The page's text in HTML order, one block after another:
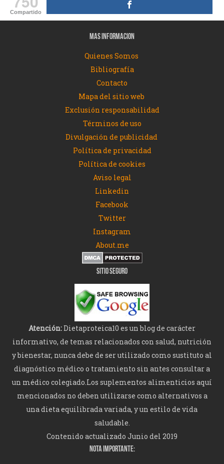
Compartido
MAS INFORMACION
Quienes Somos
Bibliografía
Contacto
Mapa del sitio web
Exclusión responsabilidad
Términos de uso
Divulgación de publicidad
Política de privacidad
Política de cookies
Aviso legal
Linkedin
Facebook
Twitter
Instagram
About.me
SITIO SEGURO
Atención:Dietaproteica10 es un blog de carácter
informativo, de temas relacionados con salud, nutrición
y bienestar, nunca debe de ser utilizado como sustituto al
diagnóstico médico o tratamiento sin antes consultar a
un médico colegiado.Los suplementos alimenticios aquí
mencionados no deben utilizarse como alternativos a
una dieta equilibrada variada, y un estilo de vida
saludable.
Contenido actualizado Junio del 2019
NOTA IMPORTANTE: